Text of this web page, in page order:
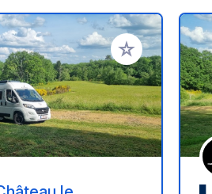
Ajouter à vos